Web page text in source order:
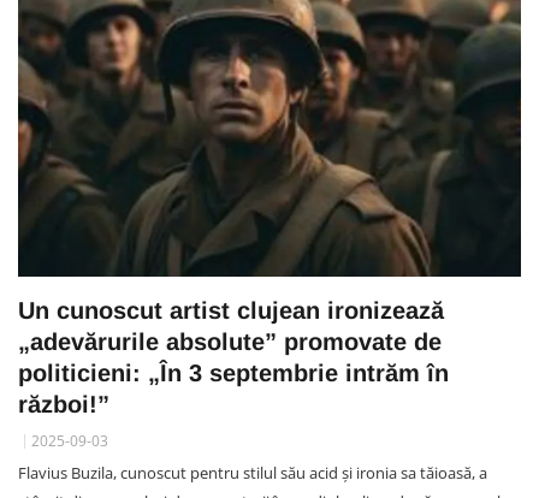
Un cunoscut artist clujean ironizează
„adevărurile absolute” promovate de
politicieni: „În 3 septembrie intrăm în
război!”
2025-09-03
Flavius Buzila, cunoscut pentru stilul său acid și ironia sa tăioasă, a